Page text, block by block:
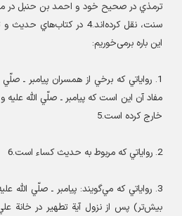
ترمذي در صحيح خود و احمد بن حنبل در
سنت، نقل کرده‌اند.4 در کتاب‌هاي
اين باره برمی‌خوريم:
رواياتي که برخي از همسران پيامبر ـ صلّي
مفاد آن اين است که پيامبر ـ صلّي الله عليه و
خارج کرده است.5
رواياتي که مربوط به حديث کساء است.6
رواياتي که مي‌گويند: پيامبر ـ صلّي الله
بيش‌تر) پس از نزول آية‌ تطهير در خانة‌